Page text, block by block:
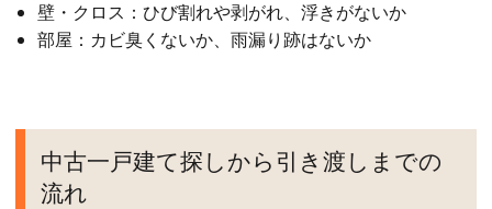
壁・クロス：ひび割れや剥がれ、浮きがないか
部屋：カビ臭くないか、雨漏り跡はないか
中古一戸建て探しから引き渡しまでの
流れ